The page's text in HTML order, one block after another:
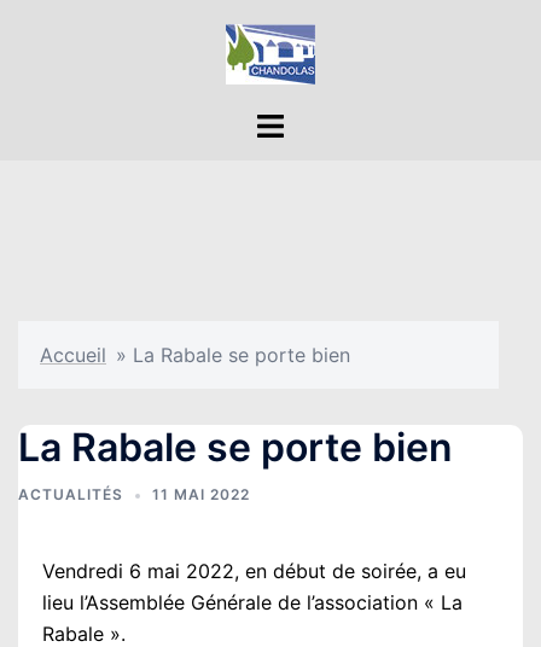
Ouvrir/fermer
Accueil » La Rabale se porte bien
La Rabale se porte bien
ACTUALITÉS 11 MAI 2022
Vendredi 6 mai 2022, en début de soirée, a eu
lieu l’Assemblée Générale de l’association « La
Rabale ».